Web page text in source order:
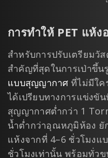
การทำให้ PET แห้ง
สำหรับการปรับเตรียมวั
สำคัญที่สุดในการเป่าขึ้
แบบสุญญากาศ ที่ไม่มีใค
ได้เปรียบทางการแข่งขั
สุญญากาศต่ำกว่า 1
น้ำต่ำกว่าอุณหภูมิห้อง ยั
แห้งจากที่ 4–6 ชั่วโมงแ
ชั่วโมงเท่านั้น พร้อมทั่ว